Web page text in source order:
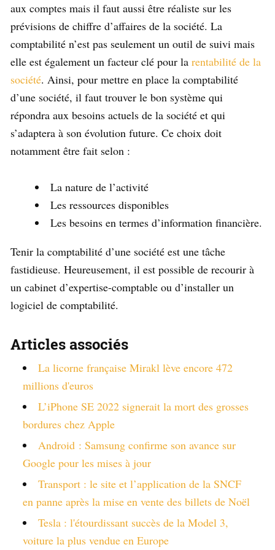
aux comptes mais il faut aussi être réaliste sur les
prévisions de chiffre d’affaires de la société. La
comptabilité n’est pas seulement un outil de suivi mais
elle est également un facteur clé pour la rentabilité de la
société. Ainsi, pour mettre en place la comptabilité
d’une société, il faut trouver le bon système qui
répondra aux besoins actuels de la société et qui
s’adaptera à son évolution future. Ce choix doit
notamment être fait selon :
La nature de l’activité
Les ressources disponibles
Les besoins en termes d’information financière.
Tenir la comptabilité d’une société est une tâche
fastidieuse. Heureusement, il est possible de recourir à
un cabinet d’expertise-comptable ou d’installer un
logiciel de comptabilité.
Articles associés
La licorne française Mirakl lève encore 472
millions d'euros
L’iPhone SE 2022 signerait la mort des grosses
bordures chez Apple
Android : Samsung confirme son avance sur
Google pour les mises à jour
Transport : le site et l’application de la SNCF
en panne après la mise en vente des billets de Noël
Tesla : l'étourdissant succès de la Model 3,
voiture la plus vendue en Europe